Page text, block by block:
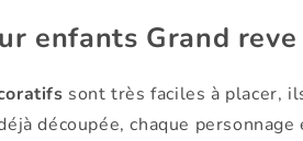
enfants Grand reve
sont très faciles à placer,
découpée, chaque